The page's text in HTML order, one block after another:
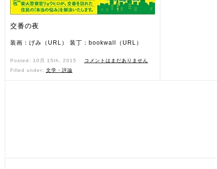
交番の夜
装画：げみ（URL） 装丁：bookwall（URL）
Posted: 10月 15th, 2015 ˑ
コメントはまだありません
Filled under: 文学・評論